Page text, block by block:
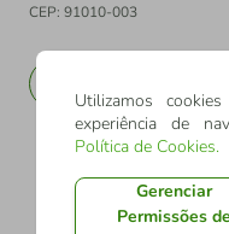
CEP: 91010-003
Utilizamos
experiência de
Política de Cookies.
Gerenciar
Permissões de